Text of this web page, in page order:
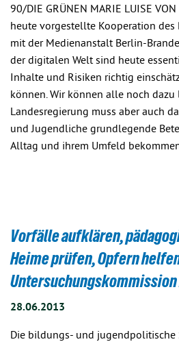
90/DIE GRÜNEN MARIE LUISE
heute vorgestellte Kooperation
mit der Medienanstalt Berlin-
der digitalen Welt sind heute
Inhalte und Risiken richtig
können. Wir können alle noch dazu
Landesregierung muss aber auch
und Jugendliche grundlegende
Alltag und ihrem Umfeld
Vorfälle aufklären,
Heime prüfen, Opfern
Untersuchungskommission
28.06.2013
Die bildungs- und jugendpolitische